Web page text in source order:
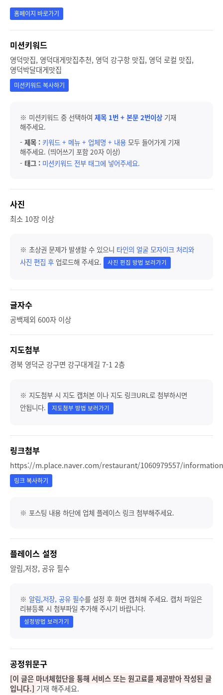
홈페이지 바로가기
미션키워드
영덕맛집, 영덕대게맛집추천, 영덕 강구항 맛집, 영덕 로컬 맛집,
영덕박달대게맛집
미션키워드 복사하기
※ 미션키워드 중 선택하여 제목 1번 + 본문 2번이상 기재
해주세요.
- 제목 : 키워드 + 메뉴 + 업체명 + 내용 모두 들어가게 기재
해주세요. (띄어쓰기 포함 20자 이상)
- 태그 : 미션키워드 전부 태그에 넣어주세요.
사진
최소 10장 이상
※ 초상권 문제가 발생할 수 있으니 타인의 얼굴 모자이크 처리와
사진 편집 후 업로드해 주세요. 사진 편집 방법 보러가기
글자수
공백제외 600자 이상
지도첨부
경북 영덕군 강구면 강구대게길 7-1 2층
※ 지도첨부 시 지도 캡처본 이나 지도 링크URL로 첨부하시면
안됩니다.
지도첨부 방법 보러가기
링크첨부
https://m.place.naver.com/restaurant/1060979557/information
링크 복사하기
※ 포스팅 내용 하단에 업체 플레이스 링크 첨부해주세요.
플레이스 설정
알림,저장, 공유 필수
※ 알림,저장, 공유 필수를 설정 후 화면 캡처해 주세요. 캡처 파일은
리뷰등록 시 첨부파일 추가해 주시기 바랍니다.
설정방법 보러가기
공정위문구
[이 글은 마녀체험단을 통해 서비스 또는 원고료를 제공받아 작성된 글
입니다.] 기재 해주세요.